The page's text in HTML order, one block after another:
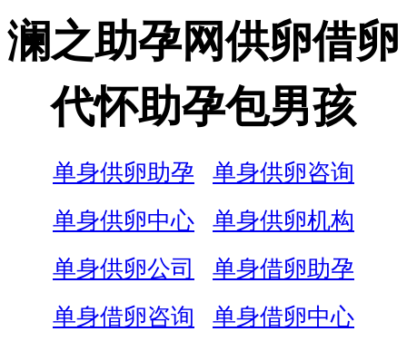
澜之助孕网供卵借卵
代怀助孕包男孩
单身供卵助孕
单身供卵咨询
单身供卵中心
单身供卵机构
单身供卵公司
单身借卵助孕
单身借卵咨询
单身借卵中心